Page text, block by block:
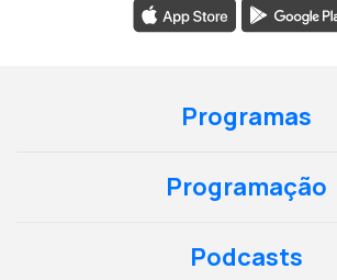
Programas
Programação
Podcasts